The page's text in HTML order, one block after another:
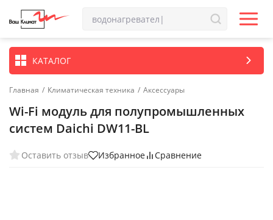
КАТАЛОГ
Главная / Климатическая техника / Аксессуары
Wi-Fi модуль для полупромышленных
систем Daichi DW11-BL
Оставить отзыв Избранное Сравнение